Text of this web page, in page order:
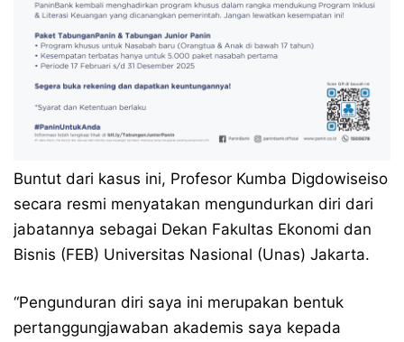
Buntut dari kasus ini, Profesor Kumba Digdowiseiso
secara resmi menyatakan mengundurkan diri dari
jabatannya sebagai Dekan Fakultas Ekonomi dan
Bisnis (FEB) Universitas Nasional (Unas) Jakarta.
“Pengunduran diri saya ini merupakan bentuk
pertanggungjawaban akademis saya kepada